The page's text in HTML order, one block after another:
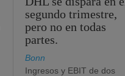
segundo trimestre,
pero no en todas
partes.
Bonn
Ingresos y EBIT de dos